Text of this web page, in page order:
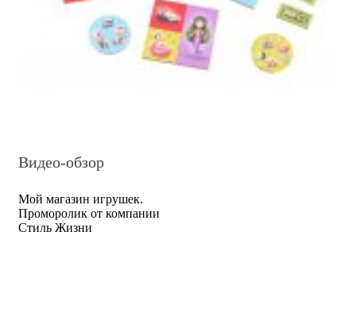
Видео-обзор
Мой магазин игрушек.
Проморолик от компании
Стиль Жизни